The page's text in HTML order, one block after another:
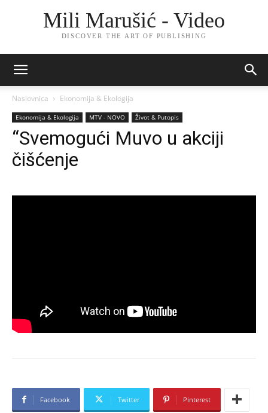
Mili Marušić - Video
DISCOVER THE ART OF PUBLISHING
Naslovnica Ekonomija & Ekologija
Ekonomija & Ekologija MTV - NOVO Život & Putopis
“Svemogući Muvo u akciji
čišćenje
Facebook Twitter Pinterest